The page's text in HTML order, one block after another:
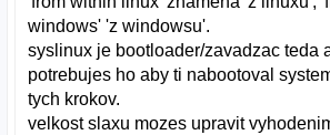
windows' 'z windowsu'.
syslinux je bootloader/zavadzac teda
potrebujes ho aby ti nabootoval
tych krokov.
velkost slaxu mozes upravit